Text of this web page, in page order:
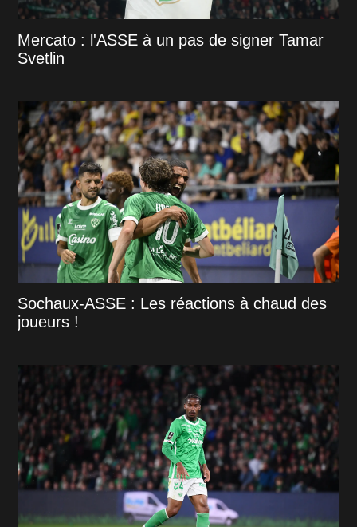
Mercato : l'ASSE à un pas de signer Tamar
Svetlin
Sochaux-ASSE : Les réactions à chaud des
joueurs !